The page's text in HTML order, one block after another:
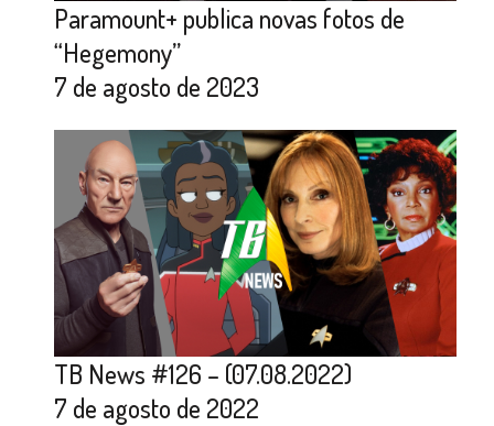
Paramount+ publica novas fotos de
“Hegemony”
7 de agosto de 2023
TB News #126 – (07.08.2022)
7 de agosto de 2022